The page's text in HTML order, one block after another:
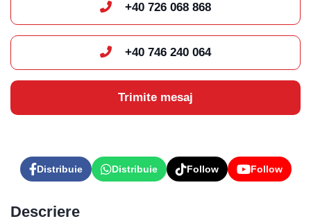
+40 726 068 868
+40 746 240 064
Trimite mesaj
Distribuie Distribuie Follow Follow
Descriere
Levis